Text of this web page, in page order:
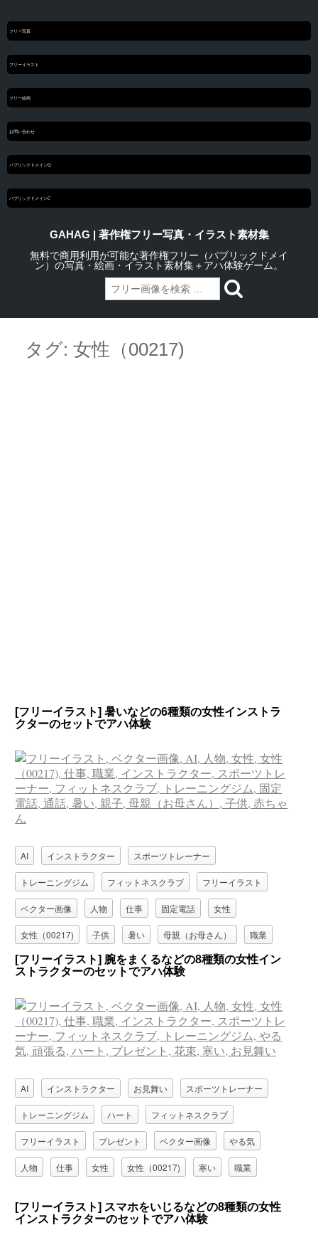
フリー写真
フリーイラスト
フリー絵画
お問い合わせ
パブリックドメインQ
パブリックドメインC
GAHAG | 著作権フリー写真・イラスト素材集
無料で商用利用が可能な著作権フリー（パブリックドメイ
ン）の写真・絵画・イラスト素材集＋アハ体験ゲーム。
contentタグ: 女性（00217)
[フリーイラスト] 暑いなどの6種類の女性インストラ
クターのセットでアハ体験
AI インストラクター スポーツトレーナー
トレーニングジム フィットネスクラブ フリーイラスト
ベクター画像 人物 仕事 固定電話 女性
女性（00217) 子供 暑い 母親（お母さん） 職業
親子 赤ちゃん 通話
[フリーイラスト] 腕をまくるなどの8種類の女性イン
ストラクターのセットでアハ体験
AI インストラクター お見舞い スポーツトレーナー
トレーニングジム ハート フィットネスクラブ
フリーイラスト プレゼント ベクター画像 やる気
人物 仕事 女性 女性（00217) 寒い 職業
[フリーイラスト] スマホをいじるなどの8種類の女性
インストラクターのセットでアハ体験